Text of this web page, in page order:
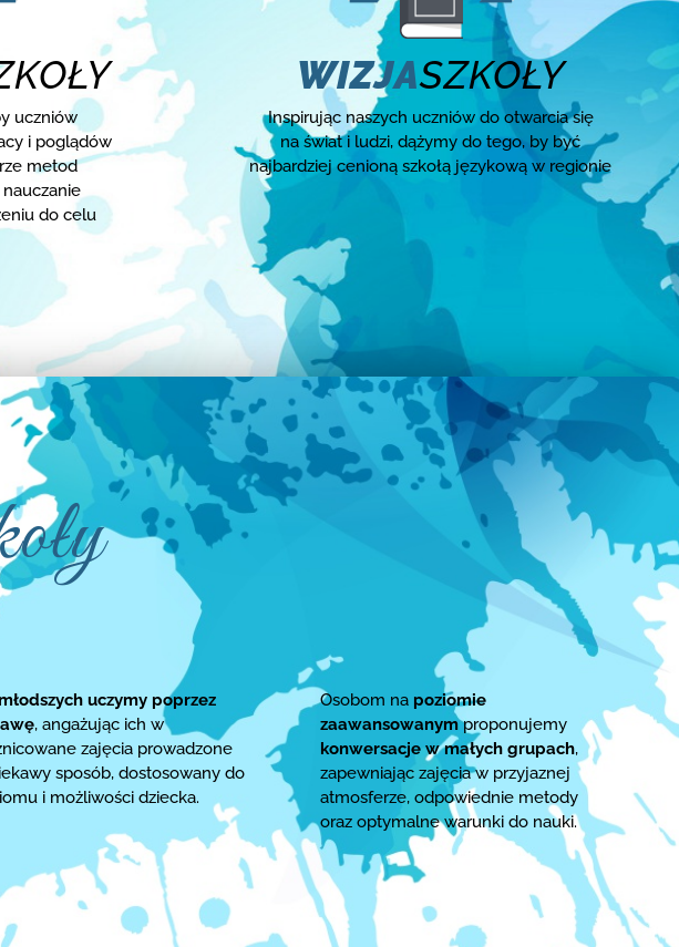
uczniów
i poglądów
metod
nauczanie
do celu
WIZJASZKOŁY
Inspirując naszych uczniów do otwarcia się
na świat i ludzi, dążymy do tego, by być
najbardziej cenioną szkołą językową w regionie
uczymy poprzez
, angażując ich w
zajęcia prowadzone
sposób, dostosowany do
i możliwości dziecka.
Osobom na poziomie
zaawansowanymproponujemy
konwersacje w małych grupach,
zapewniając zajęcia w przyjaznej
atmosferze, odpowiednie metody
oraz optymalne warunki do nauki.